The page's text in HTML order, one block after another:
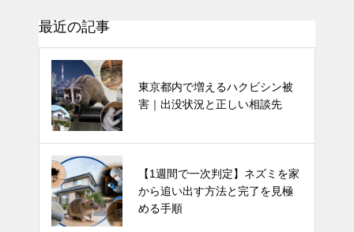
最近の記事
東京都内で増えるハクビシン被
害｜出没状況と正しい相談先
【1週間で一次判定】ネズミを家
から追い出す方法と完了を見極
める手順